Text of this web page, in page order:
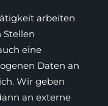
arbeiten
Stellen
eine
Daten an
Wir geben
an externe